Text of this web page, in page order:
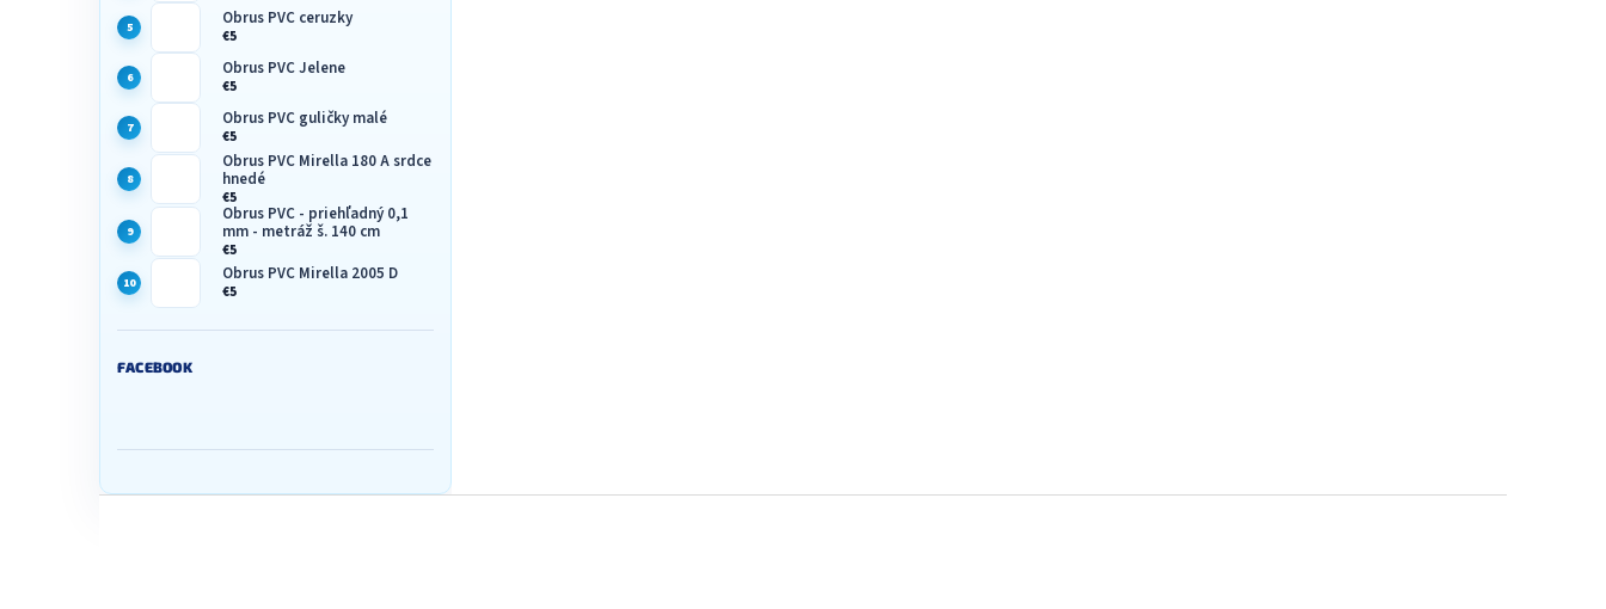
Obrus PVC ceruzky
€5
Obrus PVC Jelene
€5
Obrus PVC guličky malé
€5
Obrus PVC Mirella 180 A srdce
hnedé
€5
Obrus PVC - priehľadný 0,1
mm - metráž š. 140 cm
€5
Obrus PVC Mirella 2005 D
€5
FACEBOOK